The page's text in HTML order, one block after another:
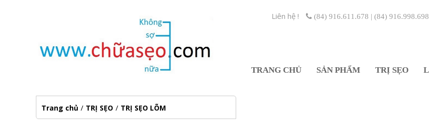
Liên hệ ! (84) 916.611.678 | (84) 916.998.698
TRANG CHỦ SẢN PHẨM TRỊ SẸO
Trang chủ / TRỊ SẸO / TRỊ SẸO LÕM